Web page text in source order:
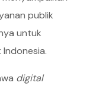
publik
untuk
digital